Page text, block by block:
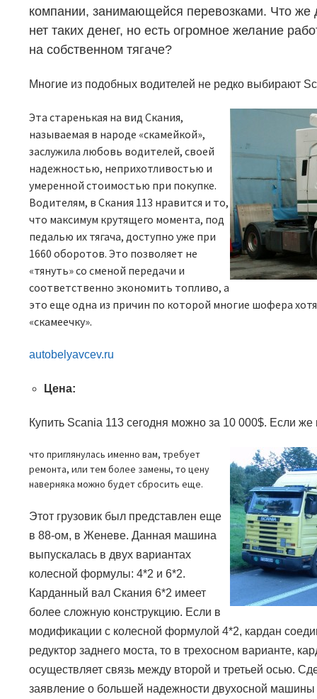
компании, занимающейся перевозками. Что же
нет таких денег, но есть огромное желание
на собственном тягаче?
Многие из подобных водителей не редко выбирают
Эта старенькая на вид Скания,
называемая в народе «скамейкой»,
заслужила любовь водителей, своей
надежностью, неприхотливостью и
умеренной стоимостью при покупке.
Водителям, в Скания 113 нравится и то,
что максимум крутящего момента, под
педалью их тягача, доступно уже при
1660 оборотов. Это позволяет не
«тянуть» со сменой передачи и
соответственно экономить топливо, а
это еще одна из причин по которой многие шофера
«скамеечку».
autobelyavcev.ru
Цена:
Купить Scania 113сегодня можно за 10 000$. Если же
что приглянулась именно вам, требует
ремонта, или тем более замены, то цену
наверняка можно будет сбросить еще.
Этот грузовик был представлен еще
в 88-ом, в Женеве. Данная машина
выпускалась в двух вариантах
колесной формулы: 4*2 и 6*2.
Карданный вал Скания 6*2 имеет
более сложную конструкцию. Если в
модификации с колесной формулой 4*2, кардан
редуктор заднего моста, то в трехосном варианте,
осуществляет связь между второй и третьей осью.
заявление о большей надежности двухосной машины